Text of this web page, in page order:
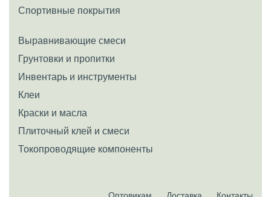
Спортивные покрытия
Выравнивающие смеси
Грунтовки и пропитки
Инвентарь и инструменты
Клеи
Краски и масла
Плиточный клей и смеси
Токопроводящие компоненты